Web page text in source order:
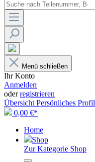
Menü schließen
Ihr Konto
Anmelden
oderregistrieren
Übersicht Persönliches Profil
0,00 €*
Home
Shop
Zur Kategorie Shop